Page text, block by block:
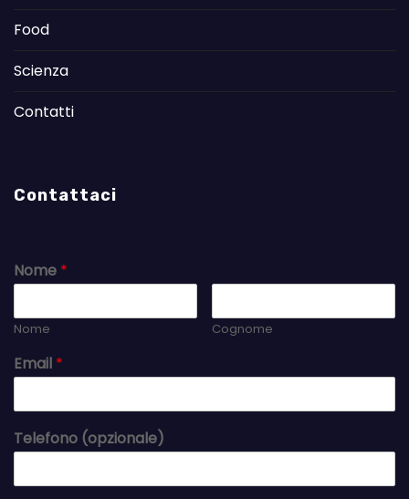
Food
Scienza
Contatti
Contattaci
Nome *
Nome Cognome
Email *
Telefono (opzionale)